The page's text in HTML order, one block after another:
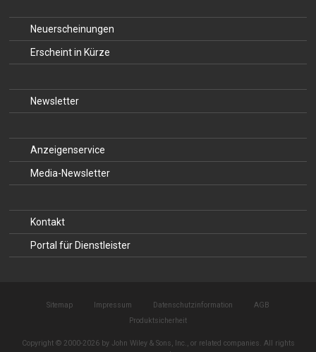
Neuerscheinungen
Erscheint in Kürze
Newsletter
Anzeigenservice
Media-Newsletter
Kontakt
Portal für Dienstleister
Sitemap Impressum Datenschutzinformation
AGB
Produktsicherheit
Copyright © 2000-2026 by John Wiley & Sons, Inc., or related companies. All rights